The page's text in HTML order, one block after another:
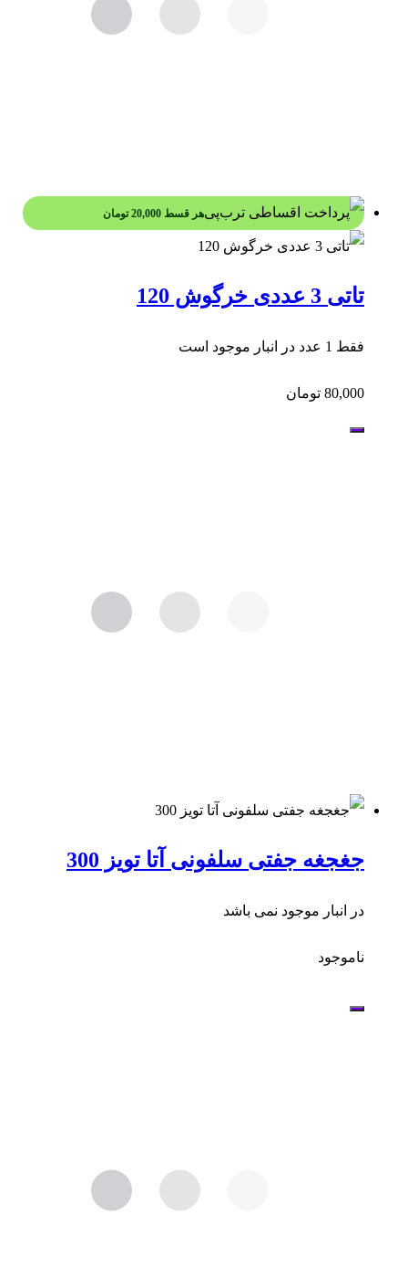
هر قسط 20,000 تومان
تاتی 3 عددی خرگوش 120
فقط 1 عدد در انبار موجود است
80,000 تومان
جغجغه جفتی سلفونی آتا تویز 300
در انبار موجود نمی باشد
ناموجود